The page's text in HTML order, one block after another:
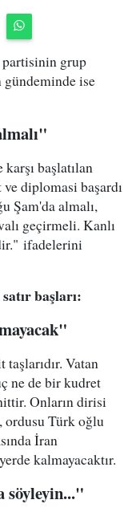
grup
ise
başlatılan
diplomasi başardı
Şam'da almalı,
geçirmeli. Kanlı
ifadelerini
başları:
Vatan
ne de bir kudret
Onların dirisi
ordusu Türk oğlu
İran
kalmayacaktır.
söyleyin..."